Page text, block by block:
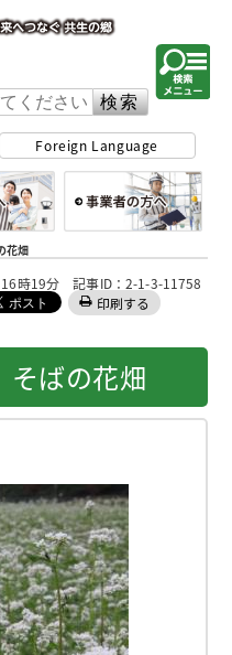
Foreign Language
花畑
時19分 記事ID：2-1-3-11758
印刷する
ばの花畑